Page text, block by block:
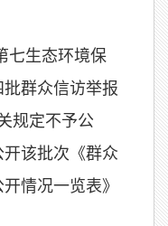
七生态环境保
群众信访举报
规定不予公
该批次《群众
情况一览表》